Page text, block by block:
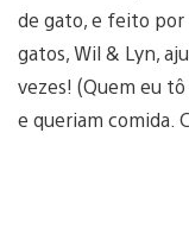
de gato, e feito por
gatos, Wil & Lyn,
vezes! (Quem eu
e queriam comida.